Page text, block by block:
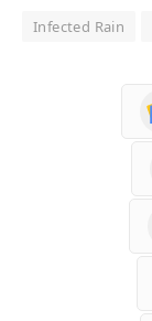
Infected Rain